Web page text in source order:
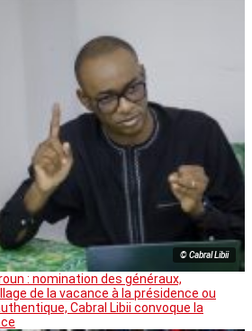
© Cabral Libii
: nomination des généraux,
de la vacance à la présidence ou
Cabral Libii convoque la